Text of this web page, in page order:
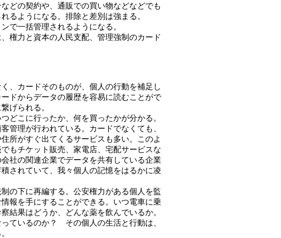
どの契約や、通販での買い物などなどでも
るようになる。排除と差別は強まる。
で一括管理されるようになる。
権力と資本の人民支配、管理強制のカード
、カードそのものが、個人の行動を補足し
ドからデータの履歴を容易に読むことがで
げられる。
どこに行ったか、何を買ったかが分かる。
管理が行われている。カードでなくても、
所がすぐ出てくるサービスも多い。このよ
もチケット販売、家電店、宅配サービスな
社の関連企業でデータを共有している企業
されていて、我々個人の記憶をはるかに凌
の下に再編する。公安権力がある個人を監
報を手にすることができる。いつ電車に乗
結果はどうか、どんな薬を飲んでいるか。
ているのか？ その個人の生活と行動は、